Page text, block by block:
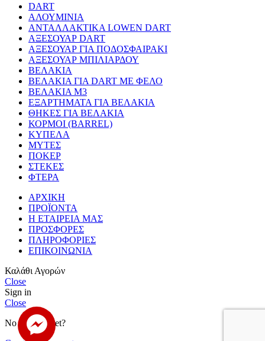
DART
ΑΛΟΥΜΙΝΙΑ
ΑΝΤΑΛΛΑΚΤΙΚΑ LOWEN DART
ΑΞΕΣΟΥΑΡ DART
ΑΞΕΣΟΥΑΡ ΓΙΑ ΠΟΔΟΣΦΑΙΡΑΚΙ
ΑΞΕΣΟΥΑΡ ΜΠΙΛΙΑΡΔΟΥ
ΒΕΛΑΚΙΑ
ΒΕΛΑΚΙΑ ΓΙΑ DART ΜΕ ΦΕΛΟ
ΒΕΛΑΚΙΑ Μ3
ΕΞΑΡΤΗΜΑΤΑ ΓΙΑ ΒΕΛΑΚΙΑ
ΘΗΚΕΣ ΓΙΑ ΒΕΛΑΚΙΑ
ΚΟΡΜΟΙ (BARREL)
ΚΥΠΕΛΑ
ΜΥΤΕΣ
ΠΟΚΕΡ
ΣΤΕΚΕΣ
ΦΤΕΡΑ
ΑΡΧΙΚΗ
ΠΡΟΪΟΝΤΑ
Η ΕΤΑΙΡΕΙΑ ΜΑΣ
ΠΡΟΣΦΟΡΕΣ
ΠΛΗΡΟΦΟΡΙΕΣ
ΕΠΙΚΟΙΝΩΝΙΑ
Καλάθι Αγορών
Close
Sign in
Close
No account yet?